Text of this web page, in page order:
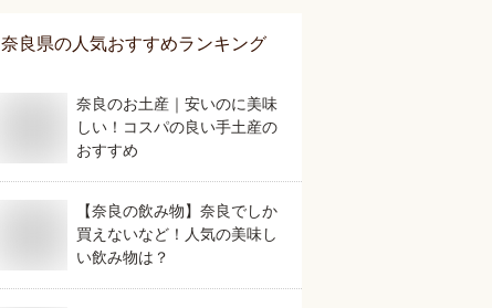
奈良県の人気おすすめランキング
奈良のお土産｜安いのに美味
しい！コスパの良い手土産の
おすすめ
【奈良の飲み物】奈良でしか
買えないなど！人気の美味し
い飲み物は？